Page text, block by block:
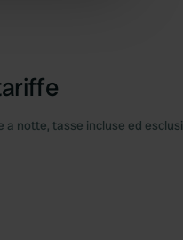
a notte, tasse incluse ed esclusi